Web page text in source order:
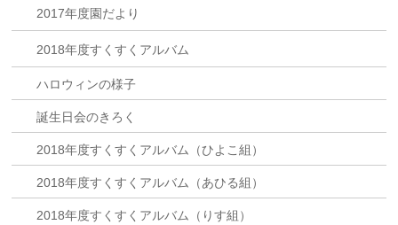
2017年度園だより
2018年度すくすくアルバム
ハロウィンの様子
誕生日会のきろく
2018年度すくすくアルバム（ひよこ組）
2018年度すくすくアルバム（あひる組）
2018年度すくすくアルバム（りす組）